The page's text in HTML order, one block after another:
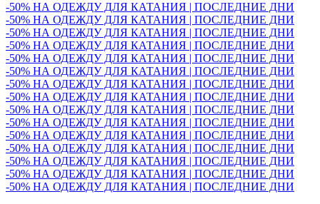
-50% НА ОДЕЖДУ ДЛЯ КАТАНИЯ | ПОСЛЕДНИЕ ДНИ
-50% НА ОДЕЖДУ ДЛЯ КАТАНИЯ | ПОСЛЕДНИЕ ДНИ
-50% НА ОДЕЖДУ ДЛЯ КАТАНИЯ | ПОСЛЕДНИЕ ДНИ
-50% НА ОДЕЖДУ ДЛЯ КАТАНИЯ | ПОСЛЕДНИЕ ДНИ
-50% НА ОДЕЖДУ ДЛЯ КАТАНИЯ | ПОСЛЕДНИЕ ДНИ
-50% НА ОДЕЖДУ ДЛЯ КАТАНИЯ | ПОСЛЕДНИЕ ДНИ
-50% НА ОДЕЖДУ ДЛЯ КАТАНИЯ | ПОСЛЕДНИЕ ДНИ
-50% НА ОДЕЖДУ ДЛЯ КАТАНИЯ | ПОСЛЕДНИЕ ДНИ
-50% НА ОДЕЖДУ ДЛЯ КАТАНИЯ | ПОСЛЕДНИЕ ДНИ
-50% НА ОДЕЖДУ ДЛЯ КАТАНИЯ | ПОСЛЕДНИЕ ДНИ
-50% НА ОДЕЖДУ ДЛЯ КАТАНИЯ | ПОСЛЕДНИЕ ДНИ
-50% НА ОДЕЖДУ ДЛЯ КАТАНИЯ | ПОСЛЕДНИЕ ДНИ
-50% НА ОДЕЖДУ ДЛЯ КАТАНИЯ | ПОСЛЕДНИЕ ДНИ
-50% НА ОДЕЖДУ ДЛЯ КАТАНИЯ | ПОСЛЕДНИЕ ДНИ
-50% НА ОДЕЖДУ ДЛЯ КАТАНИЯ | ПОСЛЕДНИЕ ДНИ